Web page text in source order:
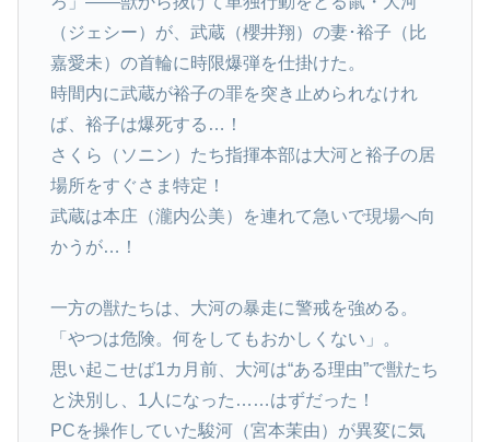
（ジェシー）が、武蔵（櫻井翔）の妻･裕子（比
嘉愛未）の首輪に時限爆弾を仕掛けた。
時間内に武蔵が裕子の罪を突き止められなけれ
ば、裕子は爆死する…！
さくら（ソニン）たち指揮本部は大河と裕子の居
場所をすぐさま特定！
武蔵は本庄（瀧内公美）を連れて急いで現場へ向
かうが…！
一方の獣たちは、大河の暴走に警戒を強める。
「やつは危険。何をしてもおかしくない」。
思い起こせば1カ月前、大河は“ある理由”で獣たち
と決別し、1人になった……はずだった！
PCを操作していた駿河（宮本茉由）が異変に気